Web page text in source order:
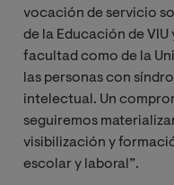
vocación de servicio
de la Educación de
facultad como de la
las personas con
intelectual. Un
seguiremos
visibilización y
escolar y laboral”.